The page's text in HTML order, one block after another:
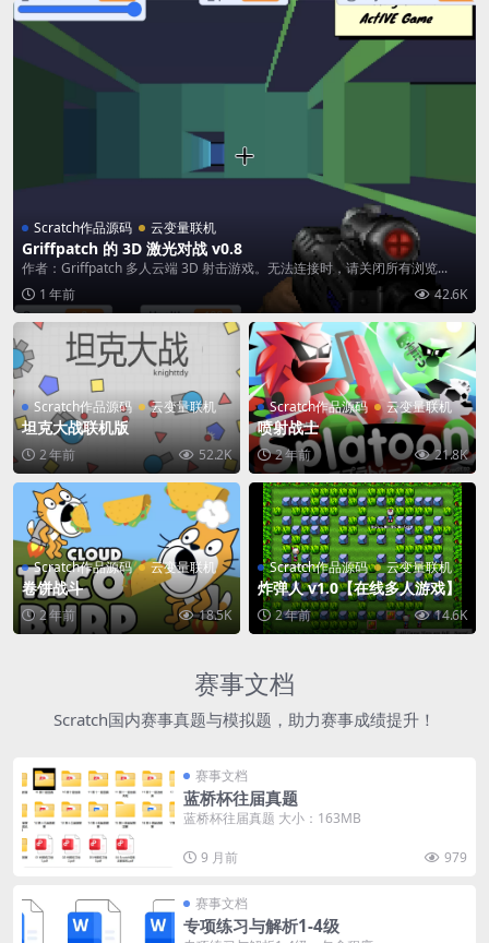
Scratch作品源码 云变量联机
Griffpatch 的 3D 激光对战 v0.8
作者：Griffpatch 多人云端 3D 射击游戏。无法连接时，请关闭所有浏览...
1 年前
42.6K
Scratch作品源码 云变量联机
坦克大战联机版
2 年前 52.2K
Scratch作品源码 云变量联机
喷射战士
2 年前 21.8K
Scratch作品源码 云变量联机
卷饼战斗
2 年前 18.5K
Scratch作品源码 云变量联机
炸弹人 v1.0【在线多人游戏】
2 年前 14.6K
赛事文档
Scratch国内赛事真题与模拟题，助力赛事成绩提升！
赛事文档
蓝桥杯往届真题
蓝桥杯往届真题 大小：163MB
9 月前 979
赛事文档
专项练习与解析1-4级